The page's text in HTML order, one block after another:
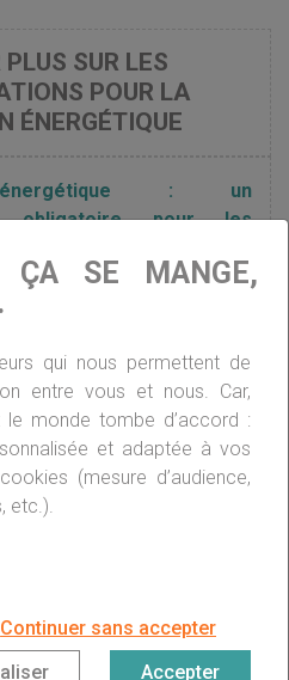
SUR LES
POUR LA
ÉNERGÉTIQUE
énergétique : un
obligatoire pour les
pour la rénovation
ÇA SE MANGE,
qui nous permettent de
entre vous et nous. Car,
le monde tombe d’accord :
et adaptée à vos
(mesure d’audience,
etc.).
Continuer sans accepter
Accepter